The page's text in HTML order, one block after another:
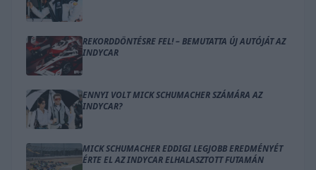
REKORDDÖNTÉSRE FEL! – BEMUTATTA ÚJ AUTÓJÁT AZ
INDYCAR
ENNYI VOLT MICK SCHUMACHER SZÁMÁRA AZ
INDYCAR?
MICK SCHUMACHER EDDIGI LEGJOBB EREDMÉNYÉT
ÉRTE EL AZ INDYCAR ELHALASZTOTT FUTAMÁN